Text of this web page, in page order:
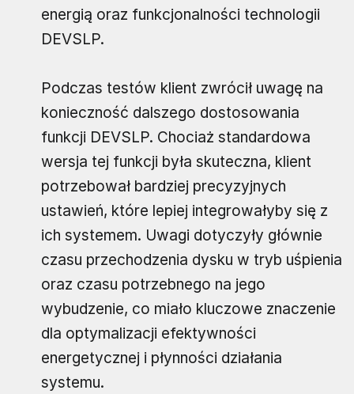
energią oraz funkcjonalności technologii
DEVSLP.
Podczas testów klient zwrócił uwagę na
konieczność dalszego dostosowania
funkcji DEVSLP. Chociaż standardowa
wersja tej funkcji była skuteczna, klient
potrzebował bardziej precyzyjnych
ustawień, które lepiej integrowałyby się z
ich systemem. Uwagi dotyczyły głównie
czasu przechodzenia dysku w tryb uśpienia
oraz czasu potrzebnego na jego
wybudzenie, co miało kluczowe znaczenie
dla optymalizacji efektywności
energetycznej i płynności działania
systemu.